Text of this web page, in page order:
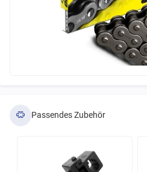
Passendes Zubehör